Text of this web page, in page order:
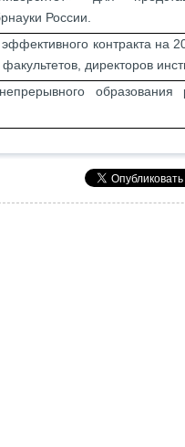
России.
контракта на
директоров
образования